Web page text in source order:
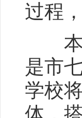
过程
本
是市
学校